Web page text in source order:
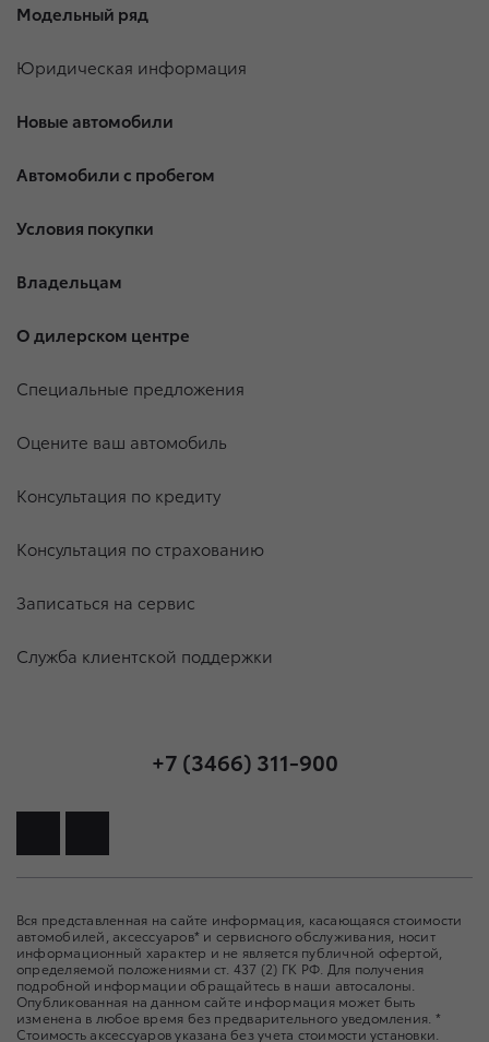
Модельный ряд
Юридическая информация
Новые автомобили
Автомобили с пробегом
Условия покупки
Владельцам
О дилерском центре
Специальные предложения
Оцените ваш автомобиль
Консультация по кредиту
Консультация по страхованию
Записаться на сервис
Служба клиентской поддержки
+7 (3466) 311-900
Вся представленная на сайте информация, касающаяся стоимости
автомобилей, аксессуаров* и сервисного обслуживания, носит
информационный характер и не является публичной офертой,
определяемой положениями ст. 437 (2) ГК РФ. Для получения
подробной информации обращайтесь в наши автосалоны.
Опубликованная на данном сайте информация может быть
изменена в любое время без предварительного уведомления. *
Стоимость аксессуаров указана без учета стоимости установки.